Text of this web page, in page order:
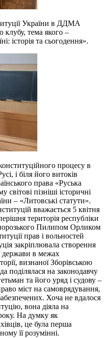
України в ДДМА
клубу, тема якого –
історія та сьогодення».
процесу в
і біля його витоків
права «Руська
пізніші історичні
– «Литовські статути».
вважається 5 квітня
територія республіки
Пилипом Орликом
прав і вольностей
закріплювала створення
держави в межах
визнаної Зборівською
поділялася на законодавчу
та його уряд і судову –
міст на самоврядування,
Хоча не вдалося
вона діяла на
На думку як
це була перша
її розумінні.